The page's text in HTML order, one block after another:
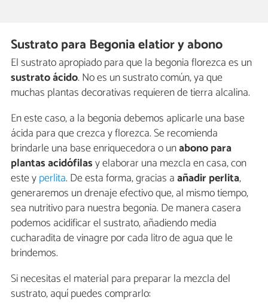
Sustrato para Begonia elatior y abono
El sustrato apropiado para que la begonia florezca es un
sustrato ácido. No es un sustrato común, ya que
muchas plantas decorativas requieren de tierra alcalina.
En este caso, a la begonia debemos aplicarle una base
ácida para que crezca y florezca. Se recomienda
brindarle una base enriquecedora o unabono para
plantas acidófilasy elaborar una mezcla en casa, con
este yperlita. De esta forma, gracias aañadir perlita,
generaremos un drenaje efectivo que, al mismo tiempo,
sea nutritivo para nuestra begonia. De manera casera
podemos acidificar el sustrato, añadiendo media
cucharadita de vinagre por cada litro de agua que le
brindemos.
Si necesitas el material para preparar la mezcla del
sustrato, aquí puedes comprarlo: